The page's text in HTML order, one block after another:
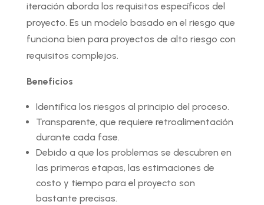
iteración aborda los requisitos específicos del
proyecto. Es un modelo basado en el riesgo que
funciona bien para proyectos de alto riesgo con
requisitos complejos.
Beneficios
Identifica los riesgos al principio del proceso.
Transparente, que requiere retroalimentación
durante cada fase.
Debido a que los problemas se descubren en
las primeras etapas, las estimaciones de
costo y tiempo para el proyecto son
bastante precisas.